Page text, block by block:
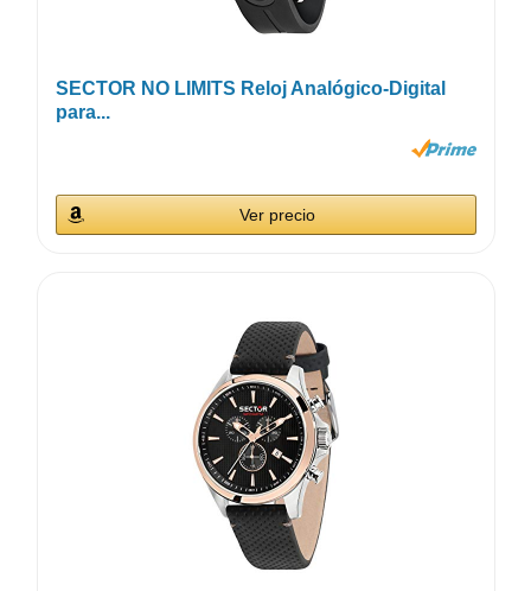
SECTOR NO LIMITS Reloj Analógico-Digital
para...
Ver precio